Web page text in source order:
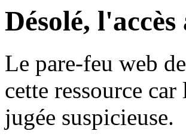
Désolé,
Le pare-feu web
cette ressource
jugée suspicieuse.